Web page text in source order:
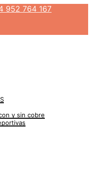
952 764 167
y sin cobre